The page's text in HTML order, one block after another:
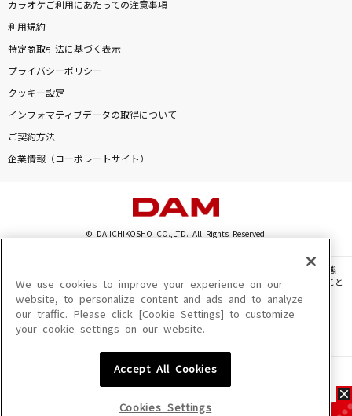
カラオケご利用にあたっての注意事項
利用規約
特定商取引法に基づく表示
プライバシーポリシー
クッキー設定
インフォマティブデータの取得について
ご契約方法
企業情報（コーポレートサイト）
© DAIICHIKOSHO CO.,LTD. All Rights Reserved.
このサイトに掲載されている一切の文章・画像・写真・動画・音声等を、手段や形態
を問わず、著作権法の定める範囲を超えて無断で複製、転載、ファイル化などすること
を禁じます。
楽曲及びコンテンツは、機種によりご利用いただけない場合があります。
楽曲及びコンテンツの配信日、配信内容が変更になる場合があります。
We use cookies to improve your experience on our
website, to personalize content and ads and to analyze
our traffic. Please click [Cookie Settings] to customize
your cookie settings on our website.
Accept All Cookies
Cookies Settings